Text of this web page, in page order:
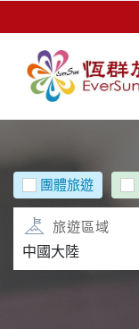
團體旅遊
旅遊區域